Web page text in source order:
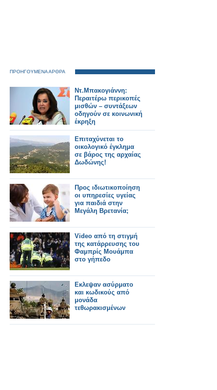
ΠΡΟΗΓΟΥΜΕΝΑ ΑΡΘΡΑ
Ντ.Μπακογιάννη:
Περαιτέρω περικοπές
μισθών – συντάξεων
οδηγούν σε κοινωνική
έκρηξη
Eπιταχύνεται το
οικολογικό έγκλημα
σε βάρος της αρχαίας
Δωδώνης!
Προς ιδιωτικοποίηση
οι υπηρεσίες υγείας
για παιδιά στην
Μεγάλη Βρετανία;
Video από τη στιγμή
της κατάρρευσης του
Φαμπρίς Μουάμπα
στο γήπεδο
Εκλεψαν ασύρματο
και κωδικούς από
μονάδα
τεθωρακισμένων